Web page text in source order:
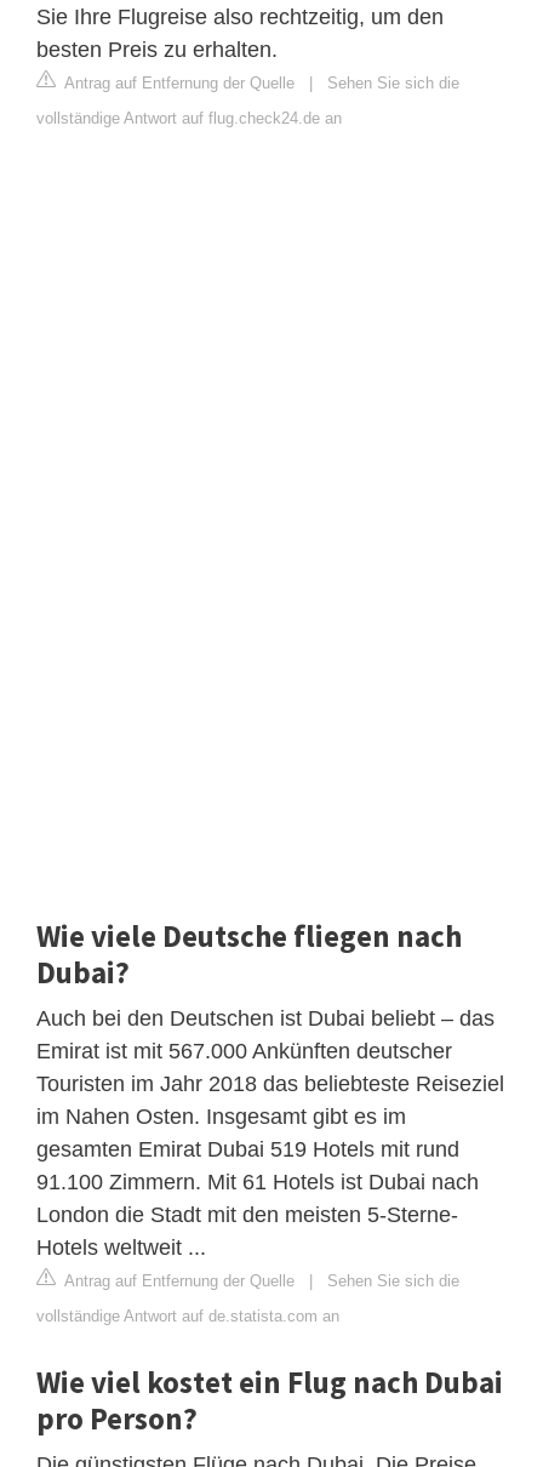
Sie Ihre Flugreise also rechtzeitig, um den
besten Preis zu erhalten.
Antrag auf Entfernung der Quelle | Sehen Sie sich die
vollständige Antwort auf flug.check24.de an
Wie viele Deutsche fliegen nach
Dubai?
Auch bei den Deutschen ist Dubai beliebt – das
Emirat ist mit 567.000 Ankünften deutscher
Touristen im Jahr 2018 das beliebteste Reiseziel
im Nahen Osten. Insgesamt gibt es im
gesamten Emirat Dubai 519 Hotels mit rund
91.100 Zimmern. Mit 61 Hotels ist Dubai nach
London die Stadt mit den meisten 5-Sterne-
Hotels weltweit ...
Antrag auf Entfernung der Quelle | Sehen Sie sich die
vollständige Antwort auf de.statista.com an
Wie viel kostet ein Flug nach Dubai
pro Person?